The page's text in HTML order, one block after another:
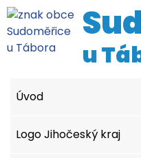
u
Úvod
Logo Jihočeský kraj